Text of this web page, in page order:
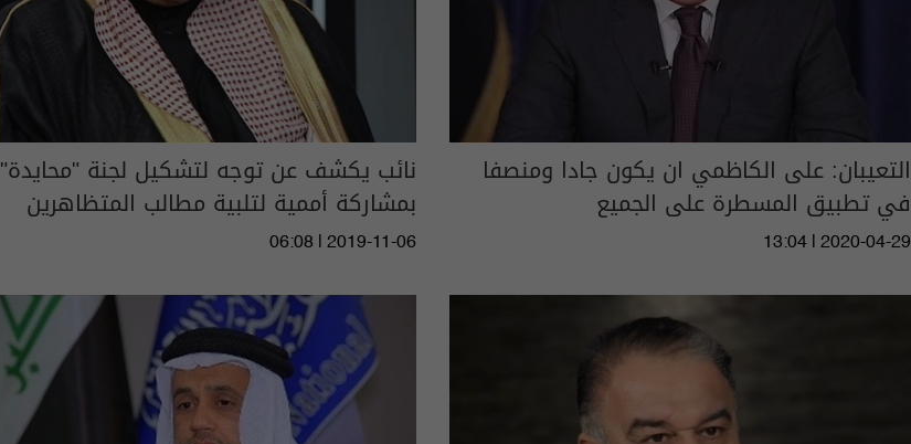
التعيبان: على الكاظمي ان يكون جادا ومنصفا
في تطبيق المسطرة على الجميع
13:04 | 2020-04-29
نائب يكشف عن توجه لتشكيل لجنة "محايدة"
بمشاركة أممية لتلبية مطالب المتظاهرين
06:08 | 2019-11-06